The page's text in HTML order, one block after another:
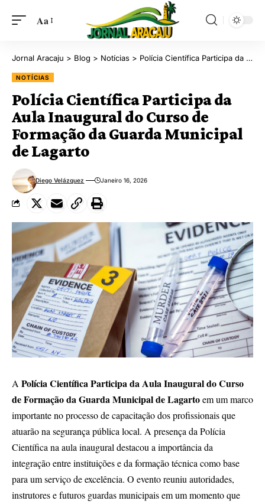
Aa
Jornal Aracaju > Blog > Notícias > Polícia Científica Participa da Aula Inaugural do Curso de Formação da Guarda Municipal de Lagarto
NOTÍCIAS
Polícia Científica Participa da
Aula Inaugural do Curso de
Formação da Guarda Municipal
de Lagarto
Diego Velázquez Janeiro 16, 2026
A Polícia Científica Participa da Aula Inaugural do Curso
de Formação da Guarda Municipal de Lagartoem um marco
importante no processo de capacitação dos profissionais que
atuarão na segurança pública local. A presença da Polícia
Científica na aula inaugural destacou a importância da
integração entre instituições e da formação técnica como base
para um serviço de excelência. O evento reuniu autoridades,
instrutores e futuros guardas municipais em um momento que